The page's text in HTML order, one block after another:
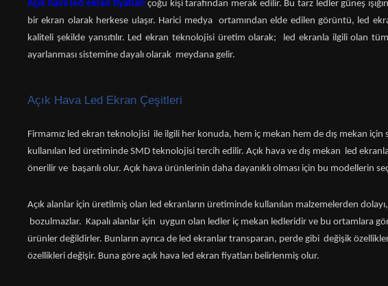
Açık hava led ekran fiyatları çoğu kişi tarafından merak edilir. Bu tarz ledler güneş
bir ekran olarak herkese ulaşır. Harici medya ortamından elde edilen görüntü, led
kaliteli şekilde yansıtılır. Led ekran teknolojisi üretim olarak; led ekranla ilgili olan
ayarlanması sistemine dayalı olarak meydana gelir.
Açık Hava Led Ekran Çeşitleri
Firmamız led ekran teknolojisi ile ilgili her konuda, hem iç mekan hem de dış mekan
kullanılan led üretiminde SMD teknolojisi tercih edilir. Açık hava ve dış mekan led
önerilir ve başarılı olur. Açık hava ürünlerinin daha dayanıklı olması için bu modellerin
Açık alanlar için üretilmiş olan led ekranların üretiminde kullanılan malzemelerden
bozulmazlar. Kapalı alanlar için uygun olan ledler iç mekan ledleridir ve bu ortamlara
ürünler değildirler. Bunların ayrıca de led ekranlar transparan, perde gibi değişik
özellikleri değişir. Buna göre açık hava led ekran fiyatları belirlenmiş olur.